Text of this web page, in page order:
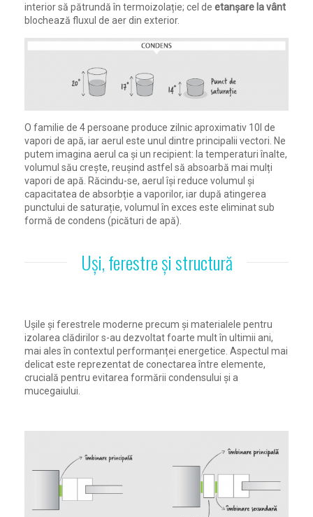
interior să pătrundă în termoizolație; cel de etanșare la vânt
blochează fluxul de aer din exterior.
O familie de 4 persoane produce zilnic aproximativ 10l de
vapori de apă, iar aerul este unul dintre principalii vectori. Ne
putem imagina aerul ca și un recipient: la temperaturi înalte,
volumul său crește, reușind astfel să absoarbă mai mulți
vapori de apă. Răcindu-se, aerul își reduce volumul și
capacitatea de absorbție a vaporilor, iar după atingerea
punctului de saturație, volumul în exces este eliminat sub
formă de condens (picături de apă).
Uși, ferestre și structură
Ușile și ferestrele moderne precum și materialele pentru
izolarea clădirilor s-au dezvoltat foarte mult în ultimii ani,
mai ales în contextul performanței energetice. Aspectul mai
delicat este reprezentat de conectarea între elemente,
crucială pentru evitarea formării condensului și a
mucegaiului.